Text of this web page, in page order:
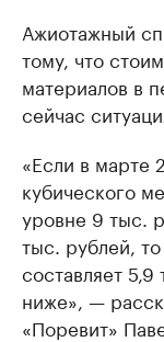
Ажиотажный
тому, что
материалов в
сейчас
«Если в марте
кубического
уровне 9 тыс.
тыс. рублей,
составляет
ниже», —
«Поревит»